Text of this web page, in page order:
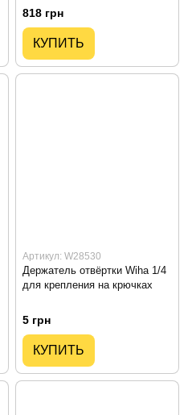
6,5x150; PZ1x80; PZ2x100),
CrVMo
818 грн
КУПИТЬ
Артикул: W28530
Держатель отвёртки Wiha 1/4
для крепления на крючках
5 грн
КУПИТЬ